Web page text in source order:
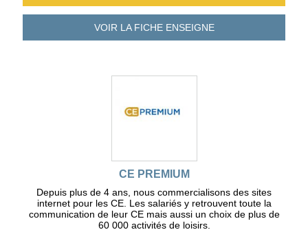
VOIR LA FICHEENSEIGNE
CE PREMIUM
Depuis plus de 4 ans, nous commercialisons des sites
internet pour les CE. Les salariés y retrouvent toute la
communication de leur CE mais aussi un choix de plus de
60 000 activités de loisirs.